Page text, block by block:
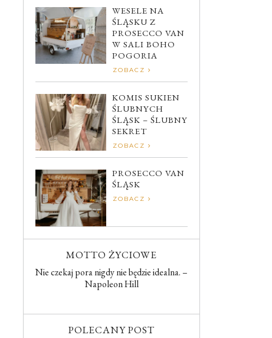
WESELE NA
ŚLĄSKU Z
PROSECCO VAN
W SALI BOHO
POGORIA
ZOBACZ
KOMIS SUKIEN
ŚLUBNYCH
ŚLĄSK – ŚLUBNY
SEKRET
ZOBACZ
PROSECCO VAN
ŚLĄSK
ZOBACZ
MOTTO ŻYCIOWE
Nie czekaj pora nigdy nie będzie idealna. –
Napoleon Hill
POLECANY POST